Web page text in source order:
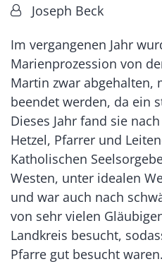
Von:Joseph Beck
Im vergangenen Jahr
Marienprozession von
Martin zwar abgehalten,
beendet werden, da ein
Dieses Jahr fand sie
Hetzel, Pfarrer und
Katholischen
Westen, unter idealen
und war auch nach
von sehr vielen
Landkreis besucht,
Pfarre gut besucht waren.